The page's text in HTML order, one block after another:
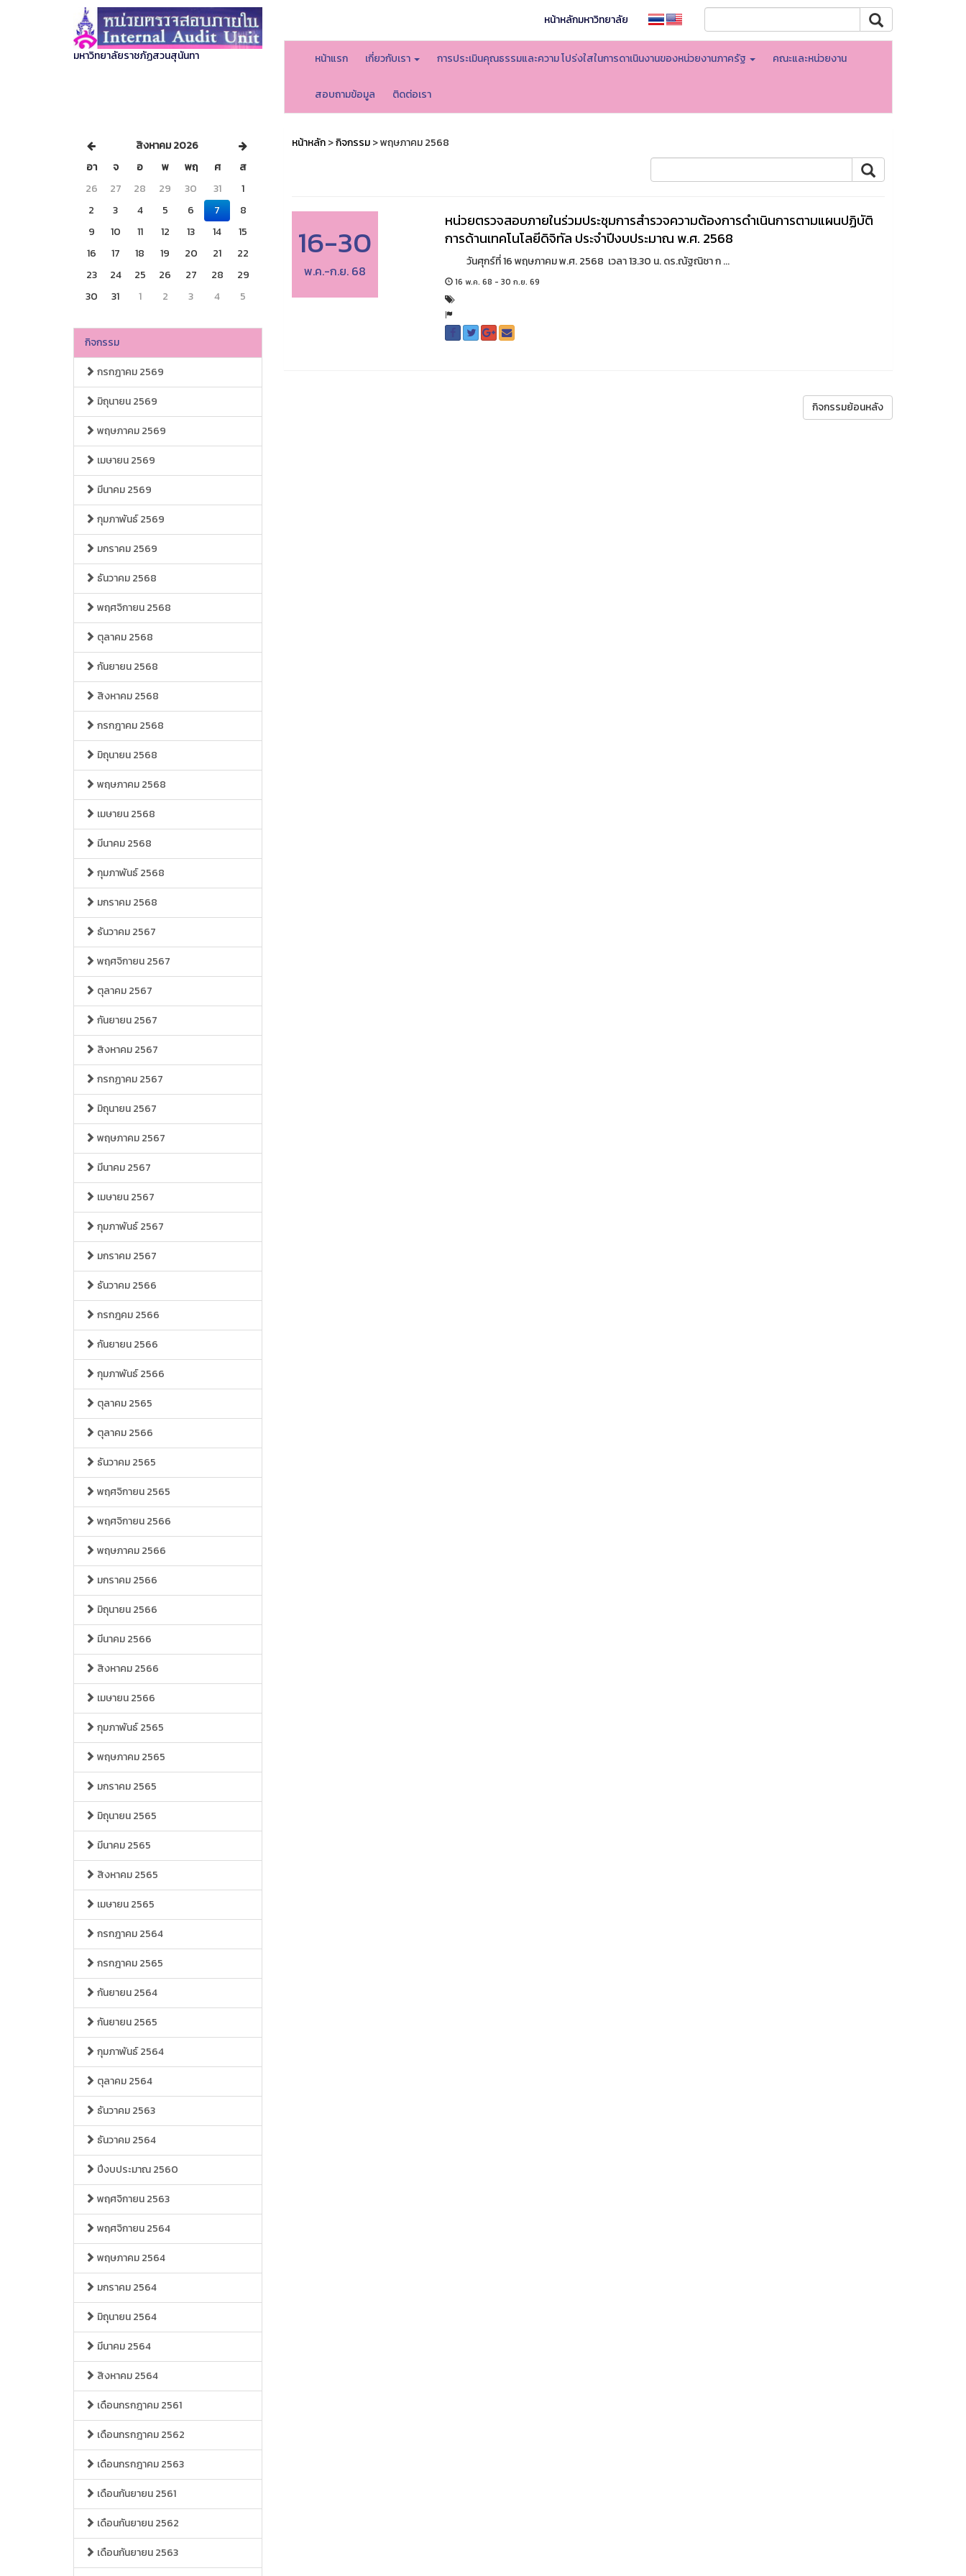
มหาวิทยาลัยราชภัฏสวนสุนันทา
หน้าหลักมหาวิทยาลัย
หน้าแรก เกี่ยวกับเรา การประเมินคุณธรรมและความ โปร่งใสในการดาเนินงานของหน่วยงานภาครัฐ คณะและหน่วยงาน
สอบถามข้อมูล ติดต่อเรา
สิงหาคม 2026
อา
จ อ พ พฤ ศ
ส
26
27 28 29 30 31
1
2
3 4 5 6 7
8
9
10 11 12 13 14
15
16
17 18 19 20 21
22
23
24 25 26 27 28
29
30
31 1 2 3 4 5
กิจกรรม
กรกฎาคม 2569
มิถุนายน 2569
พฤษภาคม 2569
เมษายน 2569
มีนาคม 2569
กุมภาพันธ์ 2569
มกราคม 2569
ธันวาคม 2568
พฤศจิกายน 2568
ตุลาคม 2568
กันยายน 2568
สิงหาคม 2568
กรกฎาคม 2568
มิถุนายน 2568
พฤษภาคม 2568
เมษายน 2568
มีนาคม 2568
กุมภาพันธ์ 2568
มกราคม 2568
ธันวาคม 2567
พฤศจิกายน 2567
ตุลาคม 2567
กันยายน 2567
สิงหาคม 2567
กรกฏาคม 2567
มิถุนายน 2567
พฤษภาคม 2567
มีนาคม 2567
เมษายน 2567
กุมภาพันธ์ 2567
มกราคม 2567
ธันวาคม 2566
กรกฎคม 2566
กันยายน 2566
กุมภาพันธ์ 2566
ตุลาคม 2565
ตุลาคม 2566
ธันวาคม 2565
พฤศจิกายน 2565
พฤศจิกายน 2566
พฤษภาคม 2566
มกราคม 2566
มิถุนายน 2566
มีนาคม 2566
สิงหาคม 2566
เมษายน 2566
กุมภาพันธ์ 2565
พฤษภาคม 2565
มกราคม 2565
มิถุนายน 2565
มีนาคม 2565
สิงหาคม 2565
เมษายน 2565
กรกฎาคม 2564
กรกฎาคม 2565
กันยายน 2564
กันยายน 2565
กุมภาพันธ์ 2564
ตุลาคม 2564
ธันวาคม 2563
ธันวาคม 2564
ปีงบประมาณ 2560
พฤศจิกายน 2563
พฤศจิกายน 2564
พฤษภาคม 2564
มกราคม 2564
มิถุนายน 2564
มีนาคม 2564
สิงหาคม 2564
เดือนกรกฎาคม 2561
เดือนกรกฎาคม 2562
เดือนกรกฎาคม 2563
เดือนกันยายน 2561
เดือนกันยายน 2562
เดือนกันยายน 2563
หน้าหลัก>กิจกรรม> พฤษภาคม 2568
16-30
พ.ค.-ก.ย. 68
หน่วยตรวจสอบภายในร่วมประชุมการสำรวจความต้องการดำเนินการตามแผนปฏิบัติ
การด้านเทคโนโลยีดิจิทัล ประจำปีงบประมาณ พ.ศ. 2568
วันศุกร์ที่ 16 พฤษภาคม พ.ศ. 2568 เวลา 13.30 น. ดร.ณัฐณิชา ก ...
16 พ.ค. 68 - 30 ก.ย. 69
กิจกรรมย้อนหลัง